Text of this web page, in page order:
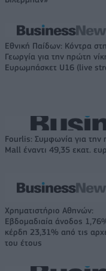
Εθνική Παίδων: Κόντρα στη
Γεωργία για την πρώτη
Ευρωμπάσκετ U16 (live
Fourlis: Συμφωνία για
Mall έναντι 49,35 εκατ.
Χρηματιστήριο Αθηνών:
Εβδομαδιαία άνοδος
κέρδη 23,31% από τις
του έτους